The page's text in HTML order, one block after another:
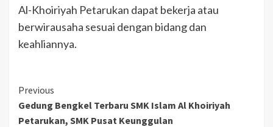
Al-Khoiriyah Petarukan dapat bekerja atau
berwirausaha sesuai dengan bidang dan
keahliannya.
Continue
Reading
Previous
Gedung Bengkel Terbaru SMK Islam Al Khoiriyah
Petarukan, SMK Pusat Keunggulan